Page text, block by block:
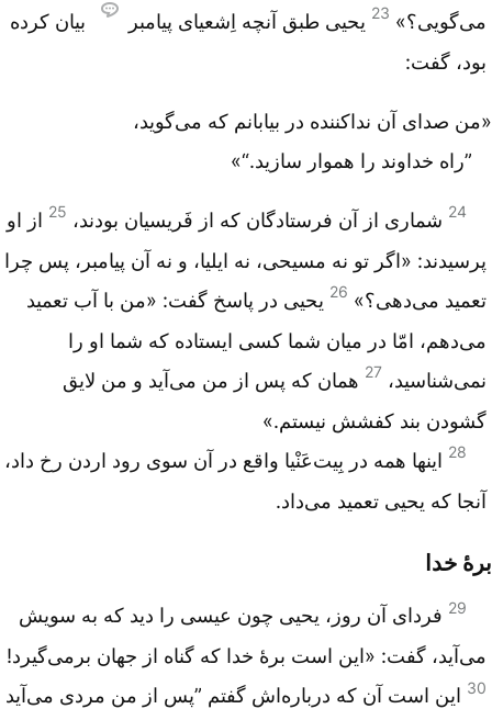
می‌گویی؟» 23 یحیی طبق آنچه اِشعیای پیامبر
بیان کرده
بود، گفت:
«من صدای آن نداکننده در بیابانم که می‌گوید،
”راه خداوند را هموار سازید.“‌»
24 شماری از آن فرستادگان که از فَریسیان بودند، 25 از او
پرسیدند: «اگر تو نه مسیحی، نه ایلیا، و نه آن پیامبر، پس چرا
تعمید می‌دهی؟» 26 یحیی در پاسخ گفت: «من با آب تعمید
می‌د‌هم، امّا در میان شما کسی ایستاده که شما او را
نمی‌شناسید، 27 همان که پس از من می‌آید و من لایق
گشودن بند کفشش نیستم.»
28 اینها همه در بِیت‌عَنْیا واقع در آن سوی رود اردن رخ داد،
آنجا که یحیی تعمید می‌داد.
برۀ خدا
29 فردای آن روز، یحیی چون عیسی را دید که به سویش
می‌آید، گفت: «این است برۀ خدا که گناه از جهان برمی‌گیرد!
30 این است آن که درباره‌اش گفتم ”پس از من مردی می‌آید